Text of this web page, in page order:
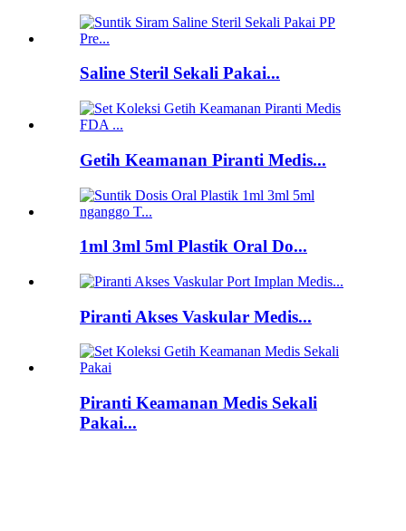
Saline Steril Sekali Pakai...
Getih Keamanan Piranti Medis...
1ml 3ml 5ml Plastik Oral Do...
Piranti Akses Vaskular Medis...
Piranti Keamanan Medis Sekali
Pakai...